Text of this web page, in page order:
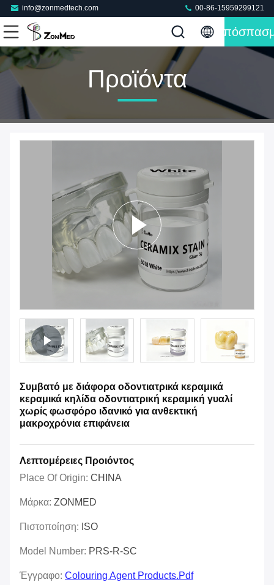
info@zonmedtech.com 00-86-15959299121
Προϊόντα
Συμβατό με διάφορα οδοντιατρικά κεραμικά
κεραμικά κηλίδα οδοντιατρική κεραμική γυαλί
χωρίς φωσφόρο ιδανικό για ανθεκτική
μακροχρόνια επιφάνεια
Λεπτομέρειες Προιόντος
Place Of Origin: CHINA
Μάρκα: ZONMED
Πιστοποίηση: ISO
Model Number: PRS-R-SC
Έγγραφο: Colouring Agent Products.pdf